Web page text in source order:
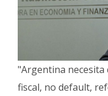
Arte
y
Policiales
Cartelera
"Argentina
fiscal, no default,